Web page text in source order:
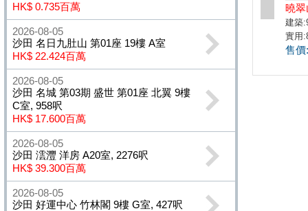
HK$ 0.735百萬
2026-08-05
沙田 名日九肚山 第01座 19樓 A室
HK$ 22.424百萬
2026-08-05
沙田 名城 第03期 盛世 第01座 北翼 9樓
C室, 958呎
HK$ 17.600百萬
2026-08-05
沙田 澐灃 洋房 A20室, 2276呎
HK$ 39.300百萬
2026-08-05
沙田 好運中心 竹林閣 9樓 G室, 427呎